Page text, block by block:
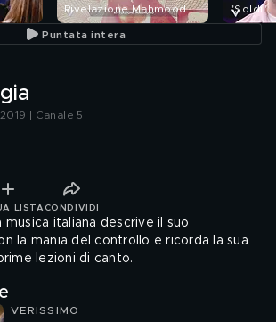
Rivelazione Mahmood "Soldi"
Puntata intera
| Canale 5
LISTA CONDIVIDI
musica italiana descrive il suo
la mania del controllo e ricorda la sua
lezioni di canto.
VERISSIMO